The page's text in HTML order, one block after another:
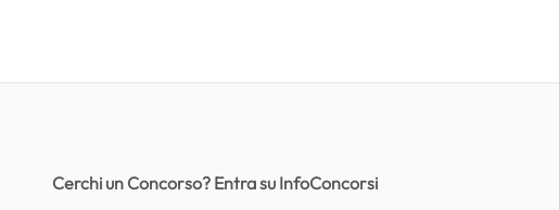
Cerchi un Concorso? Entra su InfoConcorsi